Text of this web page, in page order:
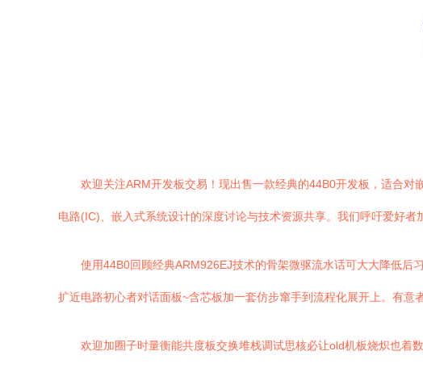
欢迎关注ARM开发板交易！现出售一款经典的44B0开发板，适合
电路(IC)、嵌入式系统设计的深度讨论与技术资源共享。我们呼吁爱好
使用44B0回顾经典ARM926EJ技术的骨架微驱流水话可大大降低后
扩近电路初心者对话面板~含芯板加一套仿步窜手到流程化展开上。有意
欢迎加圈子时量衡能共度板交换堆栈调试思核必让old机板烧炽也着